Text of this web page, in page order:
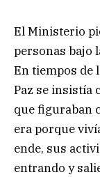
El Ministerio
personas bajo
En tiempos de
Paz se insistía
que figuraban
era porque
ende, sus
entrando y